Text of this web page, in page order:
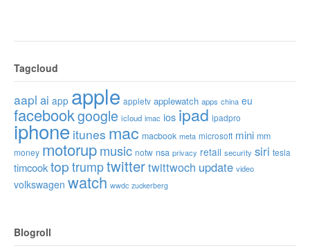
Tagcloud
aapl ai app apple appletv applewatch apps china eu
facebookgoogle icloud imac ios ipad ipadpro
iphone itunes mac macbook meta microsoft mini mm
money motorupmusic notw nsa privacy retail security siri tesla
timcooktop trumptwittertwittwoch update video
volkswagen watch wwdc zuckerberg
Blogroll